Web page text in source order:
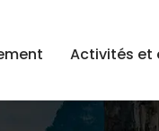
Activités et